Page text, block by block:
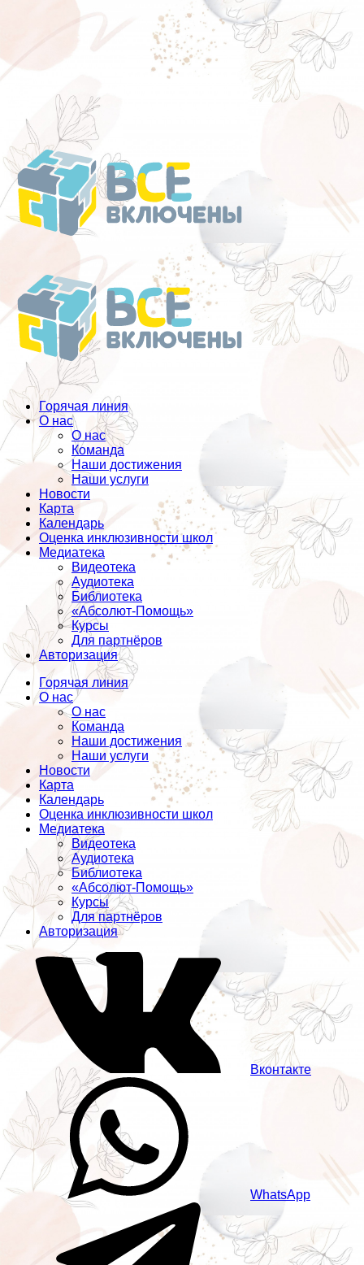
Перейти
к
содержанию
Горячая линия
О нас
О нас
Команда
Наши достижения
Наши услуги
Новости
Карта
Календарь
Оценка инклюзивности школ
Медиатека
Видеотека
Аудиотека
Библиотека
«Абсолют-Помощь»
Курсы
Для партнёров
Авторизация
Горячая линия
О нас
О нас
Команда
Наши достижения
Наши услуги
Новости
Карта
Календарь
Оценка инклюзивности школ
Медиатека
Видеотека
Аудиотека
Библиотека
«Абсолют-Помощь»
Курсы
Для партнёров
Авторизация
Вконтакте
WhatsApp